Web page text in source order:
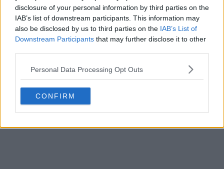
disclosure of your personal information by third parties on the
IAB’s list of downstream participants. This information may
also be disclosed by us to third parties on the IAB’s List of
Downstream Participants that may further disclose it to other
Personal Data Processing Opt Outs
CONFIRM